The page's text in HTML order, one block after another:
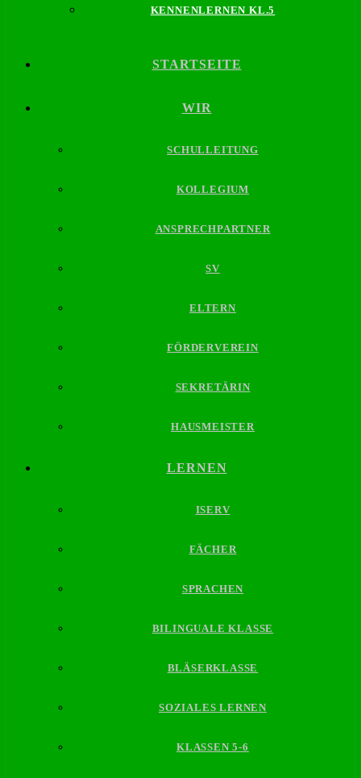
KENNENLERNEN KL.5
STARTSEITE
WIR
SCHULLEITUNG
KOLLEGIUM
ANSPRECHPARTNER
SV
ELTERN
FÖRDERVEREIN
SEKRETÄRIN
HAUSMEISTER
LERNEN
ISERV
FÄCHER
SPRACHEN
BILINGUALE KLASSE
BLÄSERKLASSE
SOZIALES LERNEN
KLASSEN 5-6